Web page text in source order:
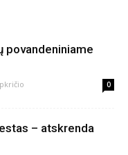
povandeniniame
0
– atskrenda